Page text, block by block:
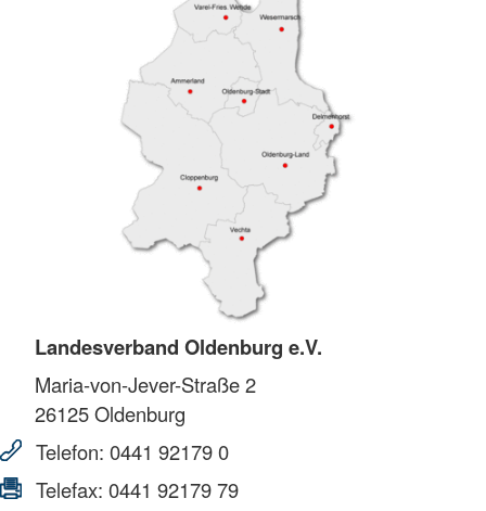
Landesverband Oldenburg e.V.
Maria-von-Jever-Straße 2
26125Oldenburg
Telefon: 0441 92179 0
Telefax: 0441 92179 79